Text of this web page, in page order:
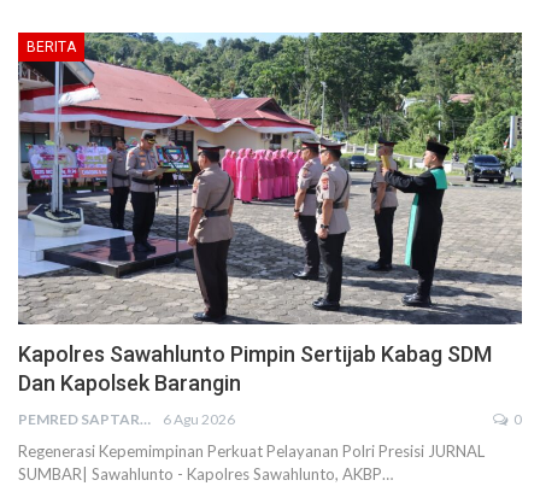
BERITA
Kapolres Sawahlunto Pimpin Sertijab Kabag SDM
Dan Kapolsek Barangin
PEMRED SAPTARIUS 6 Agu 2026 0
Regenerasi Kepemimpinan Perkuat Pelayanan Polri Presisi JURNAL
SUMBAR| Sawahlunto - Kapolres Sawahlunto, AKBP…